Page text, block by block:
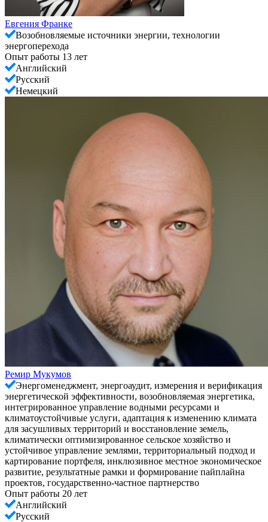
Евгения Франке
Возобновляемые источники энергии, технологии
энергоперехода
Опыт работы 13 лет
Английский
Русский
Немецкий
Ремир Мукумов
Энергоменеджмент, энергоаудит, измерения и верификация
энергетической эффективности, возобновляемая энергетика,
интегрированное управление водными ресурсами и
климатоустойчивые услуги, адаптация к изменению климата
для засушливых территорий и восстановление земель,
климатически оптимизированное сельское хозяйство и
устойчивое управление землями, территориальный подход и
картирование портфеля, инклюзивное местное экономическое
развитие, результатные рамки и формирование пайплайна
проектов, государственно-частное партнерство
Опыт работы 20 лет
Английский
Русский